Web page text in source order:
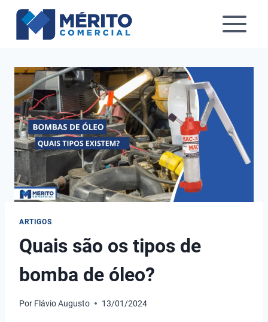
Pular
ARTIGOS
Quais são os tipos de
bomba de óleo?
Por Flávio Augusto 13/01/2024